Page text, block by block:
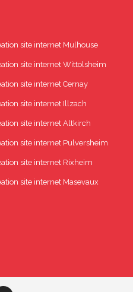
site internet Mulhouse
site internet Wittolsheim
site internet Cernay
site internet Illzach
site internet Altkirch
site internet Pulversheim
site internet Rixheim
site internet Masevaux